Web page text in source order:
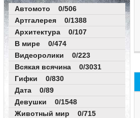
Автомото 0/506
Артгалерея 0/1388
Архитектура 0/107
В мире 0/474
Видеоролики 0/223
Всякая всячина 0/3031
Гифки 0/830
Дата 0/89
Девушки 0/1548
Животный мир 0/715